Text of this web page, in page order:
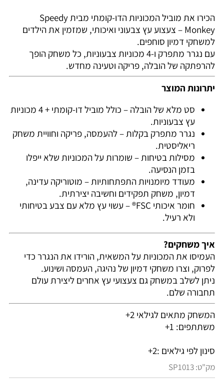
הכירו את מוביל המכוניות הדו-קומתי מבית Speedy
Monkey – צעצוע עץ צבעוני ואיכותי, שמזמין את הילדים
למשחקי דמיון סוחפים.
עם נגרר מתפרק ו-4 מכוניות צבעוניות, כל משחק הופך
להרפתקה של הובלה, פריקה וטעינה מחדש.
יתרונות המוצר
סט מלא של הובלה – כולל מוביל דו-קומתי + 4 מכוניות
עץ צבעוניות.
נגרר מתפרק בקלות – להעמסה, פריקה וחוויית משחק
ריאליסטית.
מסילות בטיחות – שומרות על המכוניות שלא ייפלו
בזמן הנסיעה.
מעודד מיומנויות התפתחותיות – מוטוריקה עדינה,
דמיון, משחק תפקידים וחשיבה יצירתית.
חומר איכותי FSC® – עשוי עץ מלא עם צבע בטיחותי
ולא רעיל.
איך משחקים?
העמיסו את המכוניות על המשאית, הורידו את הנגרר כדי
לפרוק, וצרו משחקי דמיון של נהיגה, העמסה ושינוע.
ניתן לשלב במשחק גם צעצועי עץ אחרים ליצירת עולם
תחבורה שלם.
המשחק מתאים לגילאי 2+
משתתפים: 1+
סינון לפי גילאים :2+
מק"ט:SP1013